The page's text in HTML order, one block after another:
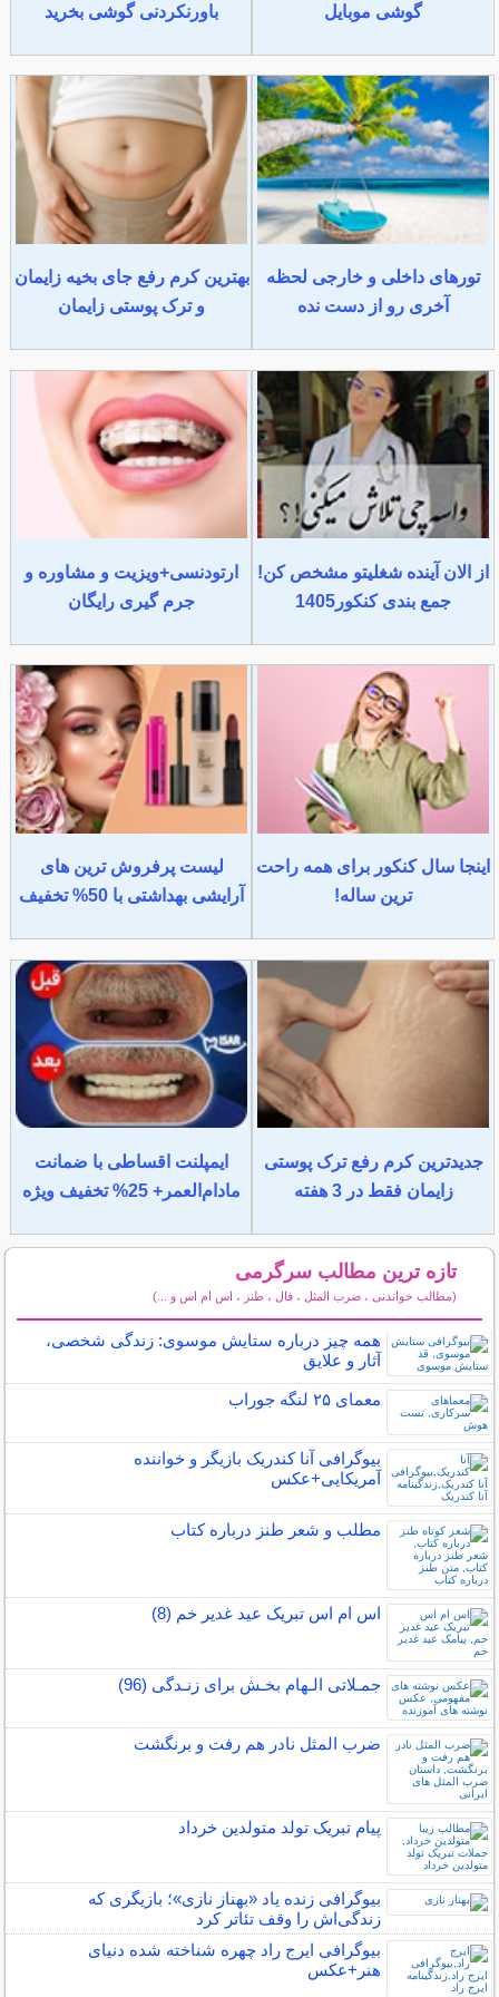
گوشی موبایل باورنکردنی گوشی بخرید
تورهای داخلی و خارجی لحظه
آخری رو از دست نده
بهترین کرم رفع جای بخیه زایمان
و ترک پوستی زایمان
از الان آینده شغلیتو مشخص کن!
جمع بندی کنکور1405
ارتودنسی+ویزیت و مشاوره و
جرم گیری رایگان
اینجا سال کنکور برای همه راحت
ترین ساله!
لیست پرفروش ترین های
آرایشی بهداشتی با 50% تخفیف
جدیدترین کرم رفع ترک پوستی
زایمان فقط در 3 هفته
ایمپلنت اقساطی با ضمانت
مادام‌العمر+ 25% تخفیف ویژه
تازه ترین مطالب سرگرمی
(مطالب خواندنی ، ضرب المثل ، فال ، طنز ، اس ام اس و ...)
همه چیز درباره ستایش موسوی: زندگی شخصی،
آثار و علایق
معمای ۲۵ لنگه جوراب
بیوگرافی آنا کندریک بازیگر و خواننده
آمریکایی+عکس
مطلب و شعر طنز درباره کتاب
اس ام اس تبریک عید غدیر خم (8)
جمـلاتی الـهام بخـش برای زنـدگی (96)
ضرب المثل نادر هم رفت و برنگشت
پیام تبریک تولد متولدین خرداد
بیوگرافی زنده یاد «بهناز نازی»؛ بازیگری که
زندگی‌اش را وقف تئاتر کرد
بیوگرافی ایرج راد چهره شناخته شده دنیای
هنر+عکس